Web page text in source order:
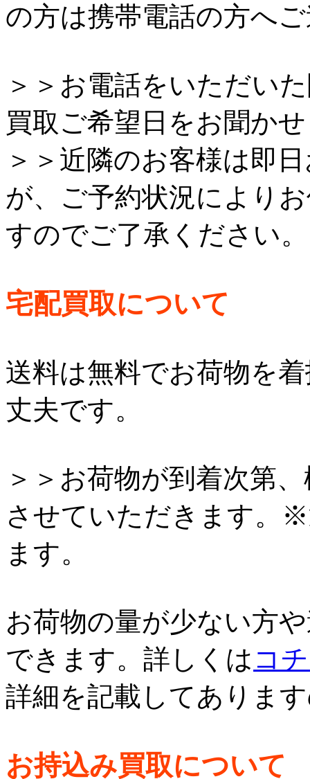
の方は携帯電話の方へ
＞＞お電話をいただい
買取ご希望日をお聞か
＞＞近隣のお客様は即
が、ご予約状況により
すのでご了承ください。
宅配買取について
送料は無料でお荷物を
丈夫です。
＞＞お荷物が到着次第
させていただきます。
ます。
お荷物の量が少ない方
できます。詳しくは コ
詳細を記載してありま
お持込み買取について